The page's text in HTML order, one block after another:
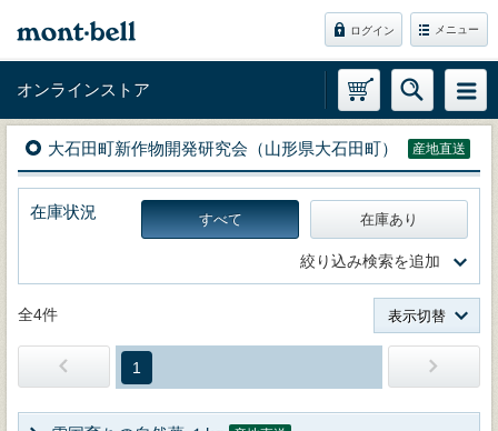
ログイン メニュー
オンラインストア
大石田町新作物開発研究会（山形県大石田町） 産地直送
在庫状況 すべて 在庫あり
絞り込み検索を追加
全4件 表示切替
1